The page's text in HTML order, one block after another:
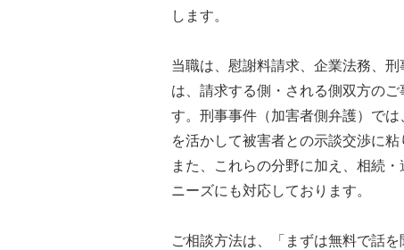
します。
当職は、慰謝料請求、企業法務、
は、請求する側・される側双方の
す。刑事事件（加害者側弁護）で
を活かして被害者との示談交渉に粘
また、これらの分野に加え、相続
ニーズにも対応しております。
ご相談方法は、「まずは無料で話